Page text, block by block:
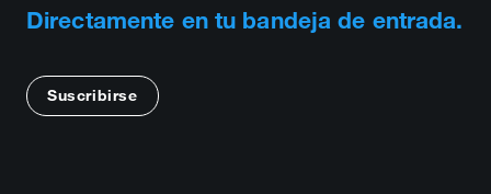
Directamente en tu bandeja de entrada.
Suscribirse